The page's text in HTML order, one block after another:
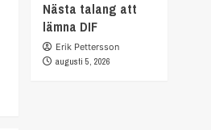
Nästa talang att
lämna DIF
Erik Pettersson
augusti 5, 2026